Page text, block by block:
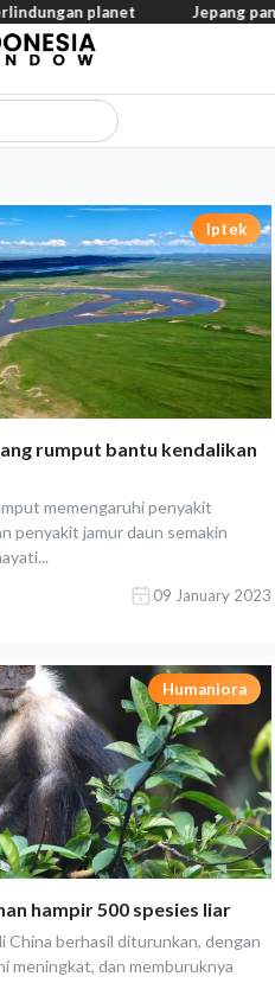
Iptek
rumput bantu kendalikan
memengaruhi penyakit
penyakit jamur daun semakin
09 January 2023
Humaniora
hampir 500 spesies liar
China berhasil diturunkan, dengan
meningkat, dan memburuknya
planet Jepang